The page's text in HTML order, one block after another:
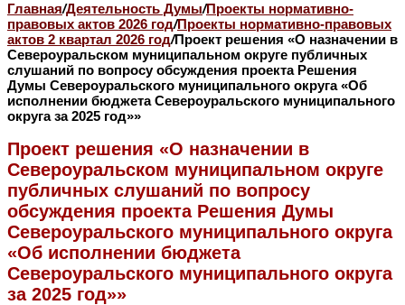
Главная/Деятельность Думы/Проекты нормативно-
правовых актов 2026 год/Проекты нормативно-правовых
актов 2 квартал 2026 год/Проект решения «О назначении в
Североуральском муниципальном округе публичных
слушаний по вопросу обсуждения проекта Решения
Думы Североуральского муниципального округа «Об
исполнении бюджета Североуральского муниципального
округа за 2025 год»»
Проект решения «О назначении в
Североуральском муниципальном округе
публичных слушаний по вопросу
обсуждения проекта Решения Думы
Североуральского муниципального округа
«Об исполнении бюджета
Североуральского муниципального округа
за 2025 год»»